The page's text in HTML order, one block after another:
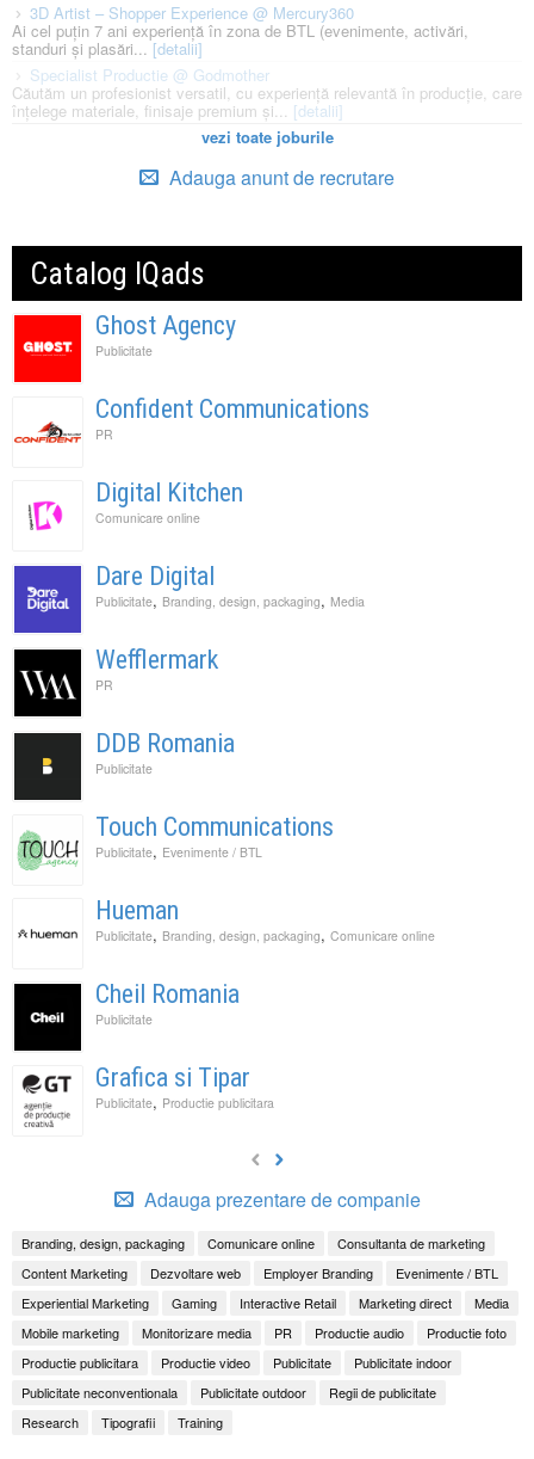
3D Artist – Shopper Experience @ Mercury360
Ai cel puțin 7 ani experiență în zona de BTL (evenimente, activări,
standuri și plasări... [detalii]
Specialist Productie @ Godmother
Căutăm un profesionist versatil, cu experiență relevantă în producție, care
înțelege materiale, finisaje premium și... [detalii]
vezi toate joburile
Adauga anunt de recrutare
Catalog IQads
Ghost Agency
Publicitate
Confident Communications
PR
Digital Kitchen
Comunicare online
Dare Digital
Publicitate, Branding, design, packaging, Media
Wefflermark
PR
DDB Romania
Publicitate
Touch Communications
Publicitate, Evenimente / BTL
Hueman
Publicitate, Branding, design, packaging, Comunicare online
Cheil Romania
Publicitate
Grafica si Tipar
Publicitate, Productie publicitara
Adauga prezentare de companie
Branding, design, packaging Comunicare online
Consultanta de marketing
Content Marketing
Dezvoltare web Employer Branding
Evenimente / BTL
Experiential Marketing
Gaming Interactive Retail Marketing direct
Media
Mobile marketing
Monitorizare media PR Productie audio
Productie foto
Productie publicitara
Productie video Publicitate
Publicitate indoor
Publicitate neconventionala
Publicitate outdoor
Regii de publicitate
Research
Tipografii Training